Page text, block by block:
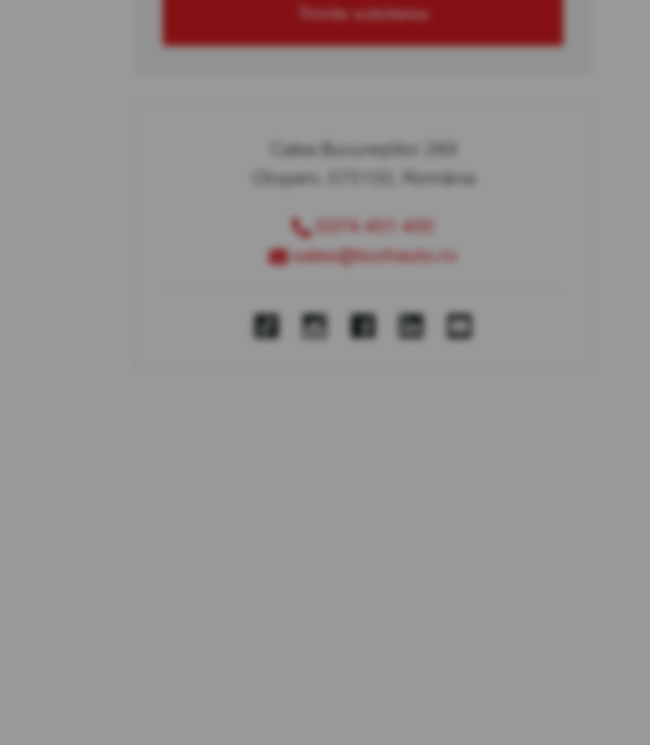
Trimite solicitarea
Calea Bucureștilor 289
Otopeni, 075100, România
0374 451 400
sales@bcchauto.ro